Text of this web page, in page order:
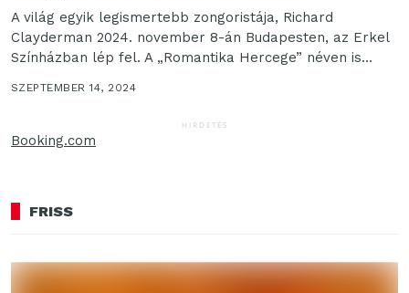
A világ egyik legismertebb zongoristája, Richard
Clayderman 2024. november 8-án Budapesten, az Erkel
Színházban lép fel. A „Romantika Hercege” néven is
SZEPTEMBER 14, 2024
HIRDETÉS
Booking.com
FRISS